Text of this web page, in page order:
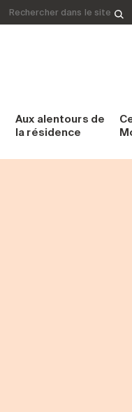
Rechercher&nbsp;:
Aux alentours de
la résidence